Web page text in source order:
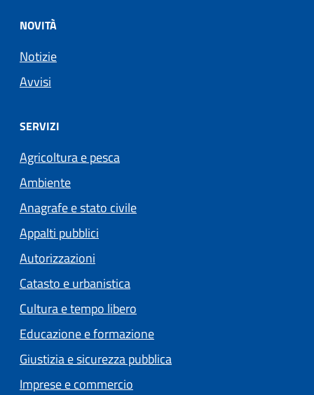
NOVITÀ
Notizie
Avvisi
SERVIZI
Agricoltura e pesca
Ambiente
Anagrafe e stato civile
Appalti pubblici
Autorizzazioni
Catasto e urbanistica
Cultura e tempo libero
Educazione e formazione
Giustizia e sicurezza pubblica
Imprese e commercio